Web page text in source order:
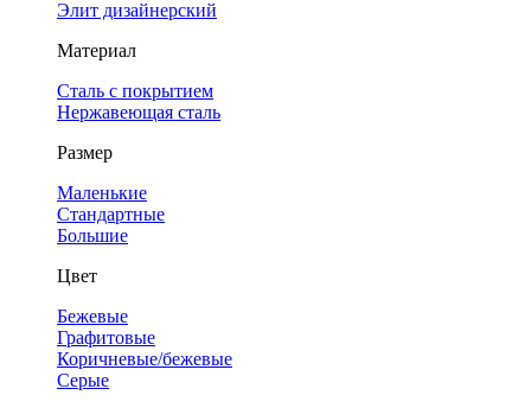
Элит дизайнерский
Материал
Сталь с покрытием
Нержавеющая сталь
Размер
Маленькие
Стандартные
Большие
Цвет
Бежевые
Графитовые
Коричневые/бежевые
Серые